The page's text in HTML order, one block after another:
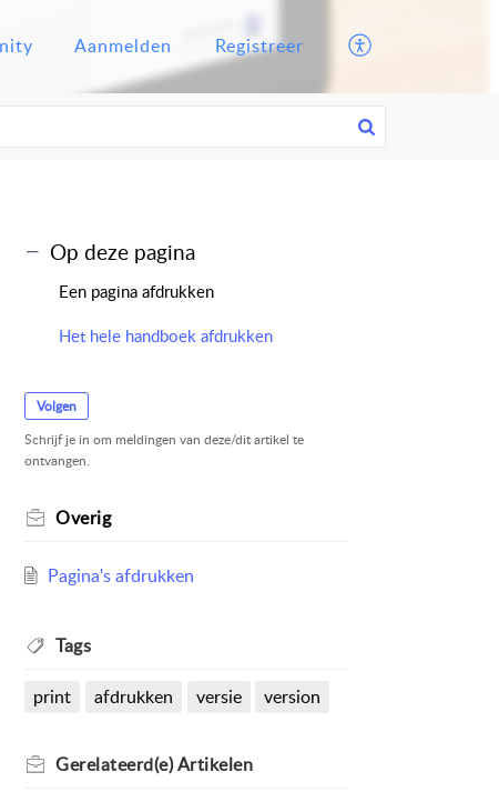
Aanmelden Registreer
Op deze pagina
Een pagina afdrukken
Het hele handboek afdrukken
Volgen
Schrijf je in om meldingen van deze/dit artikel te
ontvangen.
Overig
Pagina's afdrukken
Tags
print afdrukken versie version
Gerelateerd(e)Artikelen